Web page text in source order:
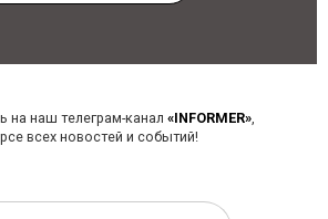
на наш телеграм-канал «INFORMER»,
всех новостей и событий!